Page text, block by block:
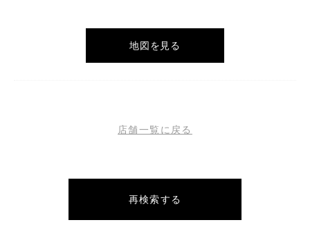
地図を見る
店舗一覧に戻る
再検索する